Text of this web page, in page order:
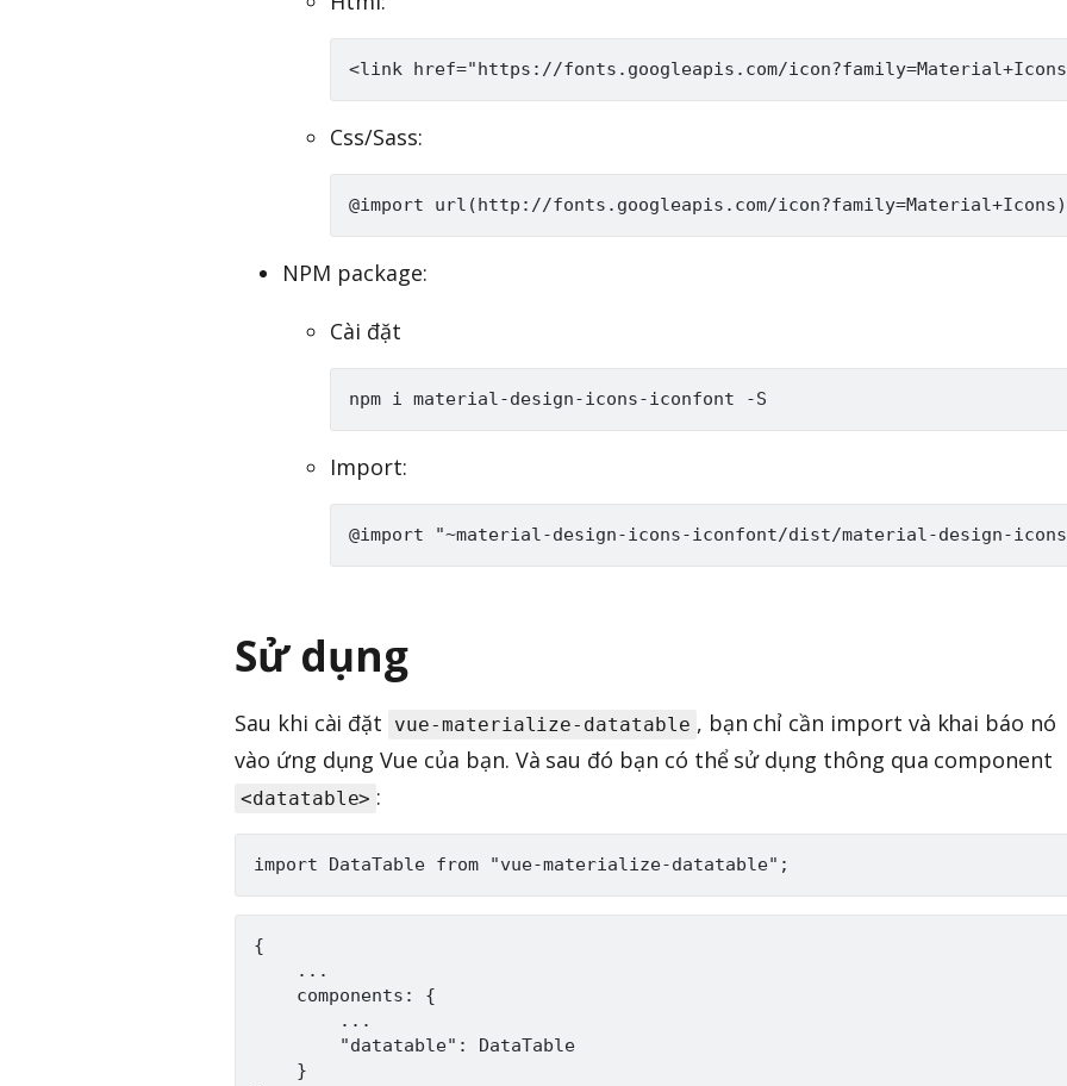
Css/Sass:
NPM package:
Cài đặt
Import:
Sử dụng
Sau khi cài đặt vue-materialize-datatable , bạn chỉ cần import và khai báo nó
vào ứng dụng Vue của bạn. Và sau đó bạn có thể sử dụng thông qua component
<datatable> :
{
    ...
    components: {
        ...
        "datatable": DataTable
    }